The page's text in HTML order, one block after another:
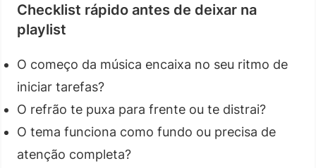
Checklist rápido antes de deixar na
playlist
O começo da música encaixa no seu ritmo de
iniciar tarefas?
O refrão te puxa para frente ou te distrai?
O tema funciona como fundo ou precisa de
atenção completa?